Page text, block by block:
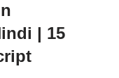
| 15